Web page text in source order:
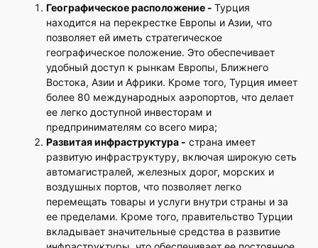
Географическое расположение - Турция
находится на перекрестке Европы и Азии, что
позволяет ей иметь стратегическое
географическое положение. Это обеспечивает
удобный доступ к рынкам Европы, Ближнего
Востока, Азии и Африки. Кроме того, Турция имеет
более 80 международных аэропортов, что делает
ее легко доступной инвесторам и
предпринимателям со всего мира;
Развитая инфраструктура - страна имеет
развитую инфраструктуру, включая широкую сеть
автомагистралей, железных дорог, морских и
воздушных портов, что позволяет легко
перемещать товары и услуги внутри страны и за
ее пределами. Кроме того, правительство Турции
вкладывает значительные средства в развитие